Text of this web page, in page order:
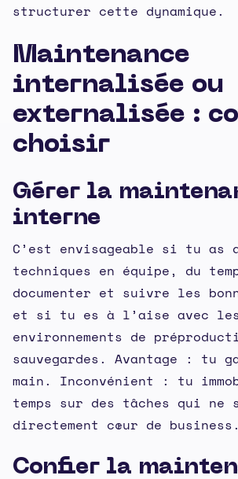
structurer cette dynamique.
Maintenance
internalisée ou
externalisée :
choisir
Gérer la
interne
C’est envisageable si tu as
techniques en équipe, du
documenter et suivre les
et si tu es à l’aise avec
environnements de
sauvegardes. Avantage : tu
main. Inconvénient : tu
temps sur des tâches qui ne
directement cœur de business.
Confier la